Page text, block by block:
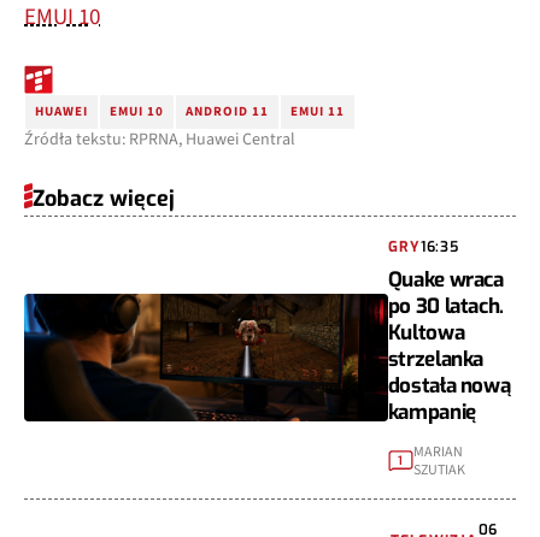
EMUI 10
HUAWEI EMUI 10 ANDROID 11 EMUI 11
Źródła tekstu: RPRNA, Huawei Central
Zobacz więcej
GRY16:35
Quake wraca
po 30 latach.
Kultowa
strzelanka
dostała nową
kampanię
1
MARIAN
SZUTIAK
06